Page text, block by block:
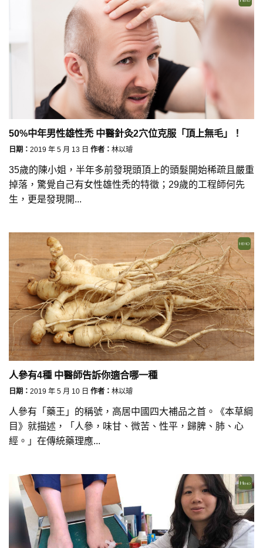
50%中年男性雄性禿 中醫針灸2穴位克服「頂上無毛」！
日期： 2019 年 5 月 13 日 作者： 林以璿
35歲的陳小姐，半年多前發現頭頂上的頭髮開始稀疏且嚴重
掉落，驚覺自己有女性雄性禿的特徵；29歲的工程師何先
生，更是發現開...
人參有4種 中醫師告訴你適合哪一種
日期： 2019 年 5 月 10 日 作者： 林以璿
人參有「藥王」的稱號，高居中國四大補品之首。《本草綱
目》就描述，「人參，味甘、微苦、性平，歸脾、肺、心
經。」在傳統藥理應...